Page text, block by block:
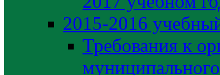
2015-2016
Требования к